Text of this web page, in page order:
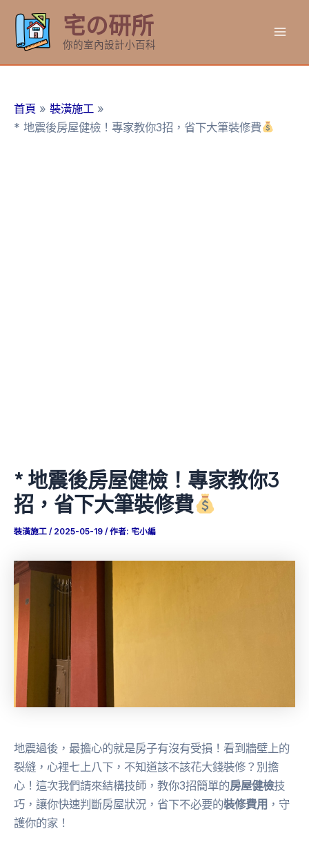
要
宅の研所
你的室內設計小百科
首頁
裝潢施工
* 地震後房屋健檢！專家教你3招，省下大筆裝修費
* 地震後房屋健檢！專家教你3
招，省下大筆裝修費
裝潢施工 / 2025-05-19 / 作者: 宅小編
地震過後，最擔心的就是房子有沒有受損！看到牆壁上的
裂縫，心裡七上八下，不知道該不該花大錢裝修？別擔
心！這次我們請來結構技師，教你3招簡單的房屋健檢技
巧，讓你快速判斷房屋狀況，省下不必要的裝修費用 ，守
護你的家！